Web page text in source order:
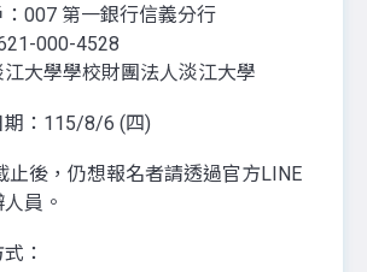
007 第一銀行信義分行
000-4528
江大學學校財團法人淡江大學
期：115/8/6 (四)
後，仍想報名者請透過官方LINE
員。
：